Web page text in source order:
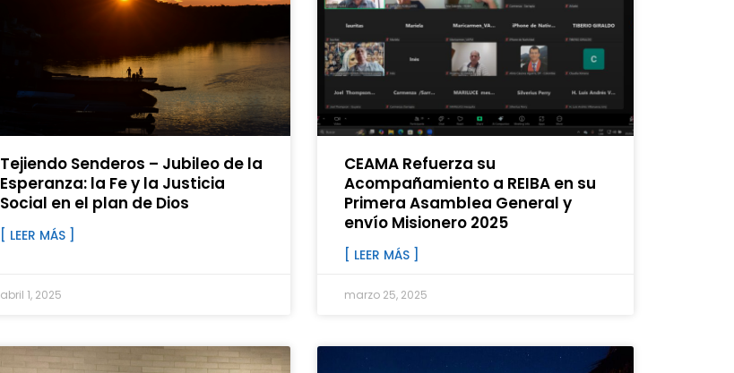
Tejiendo Senderos – Jubileo de la
Esperanza: la Fe y la Justicia
Social en el plan de Dios
[ LEER MÁS ]
abril 1, 2025
CEAMA Refuerza su
Acompañamiento a REIBA en su
Primera Asamblea General y
envío Misionero 2025
[ LEER MÁS ]
marzo 25, 2025